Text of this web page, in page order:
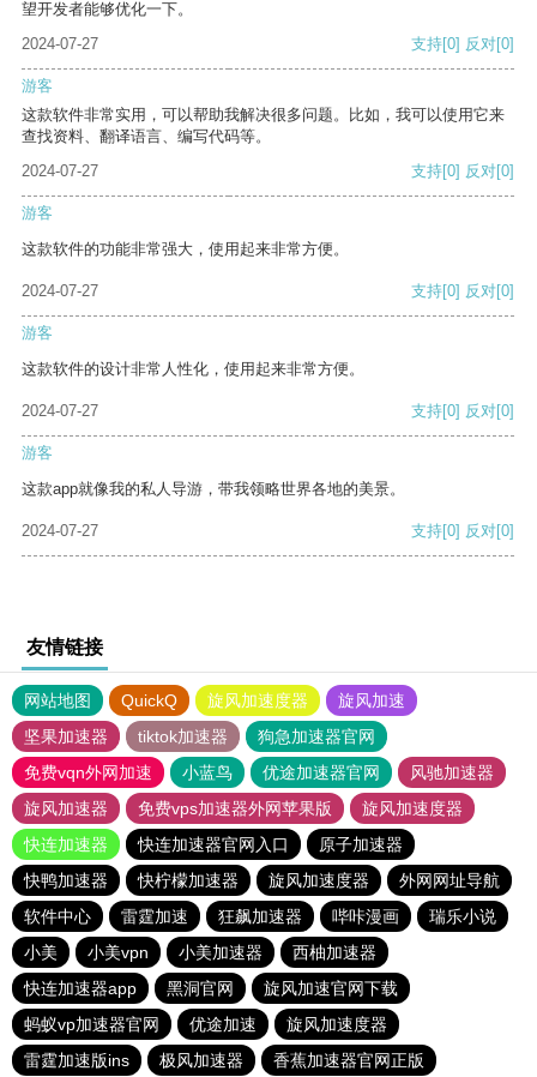
望开发者能够优化一下。
2024-07-27
支持[0] 反对[0]
游客
这款软件非常实用，可以帮助我解决很多问题。比如，我可以使用它来
查找资料、翻译语言、编写代码等。
2024-07-27
支持[0] 反对[0]
游客
这款软件的功能非常强大，使用起来非常方便。
2024-07-27 支持[0] 反对[0]
游客
这款软件的设计非常人性化，使用起来非常方便。
2024-07-27 支持[0] 反对[0]
游客
这款app就像我的私人导游，带我领略世界各地的美景。
2024-07-27 支持[0] 反对[0]
友情链接
网站地图 QuickQ 旋风加速度器
旋风加速
坚果加速器
tiktok加速器
狗急加速器官网
免费vqn外网加速
小蓝鸟 优途加速器官网
风驰加速器
旋风加速器
免费vps加速器外网苹果版
旋风加速度器
快连加速器
快连加速器官网入口
原子加速器
快鸭加速器
快柠檬加速器 旋风加速度器
外网网址导航
软件中心
雷霆加速 狂飙加速器 哔咔漫画
瑞乐小说
小美
小美vpn 小美加速器
西柚加速器
快连加速器app
黑洞官网
旋风加速官网下载
蚂蚁vp加速器官网
优途加速
旋风加速度器
雷霆加速版ins
极风加速器 香蕉加速器官网正版